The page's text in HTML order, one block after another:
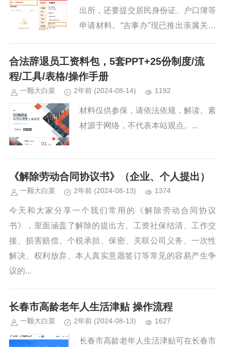
出所，还要提交居民身份证、户口簿等
申请材料。“吉事办”现已推出亲属关系
过“吉事办”开具亲属关系证明，有效期
为3个月，可用于小额遗产继承...
合法辞退员工资料包，5套PPT+25份制度/流
程/工具/表格/操作手册
一颗大白菜 2年前 (2024-08-14) 1192
材料仅供参保，请依法依规，解读。素
材源于网络，不代表本站观点。...
《解除劳动合同协议书》（企业、个人提出）
一颗大白菜 2年前 (2024-08-13) 1374
今天和大家分享一个我们常用的《解除劳动合同协议
书》，里面涵盖了解除的提出方、工资社保结清、工作交
接、损害赔偿、个税承担、保密、关联公司义务、一次性
解决、权利放弃、本人真实意愿签订等常见的容易产生争
议的...
长春市高龄老年人生活津贴 操作流程
一颗大白菜 2年前 (2024-08-13) 1627
长春市高龄老年人生活津贴可在长春市